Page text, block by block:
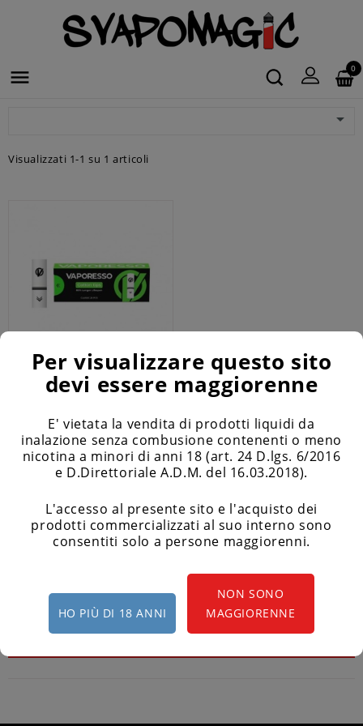
Per visualizzare questo sito
devi essere maggiorenne
E' vietata la vendita di prodotti liquidi da
inalazione senza combusione contenenti o meno
nicotina a minori di anni 18 (art. 24 D.lgs. 6/2016
e D.Direttoriale A.D.M. del 16.03.2018).
L'accesso al presente sito e l'acquisto dei
prodotti commercializzati al suo interno sono
consentiti solo a persone maggiorenni.
HO PIÙ DI 18 ANNI
NON SONO
MAGGIORENNE
 0

Visualizzati 1-1 su 1 articoli
Filtri Di Ricambio Per Eco
One - 20 Pezzi - Vaporesso
VISUALIZZATI 1-1 SU 1 ARTICOLI